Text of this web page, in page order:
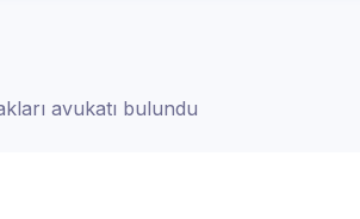
avukatı bulundu